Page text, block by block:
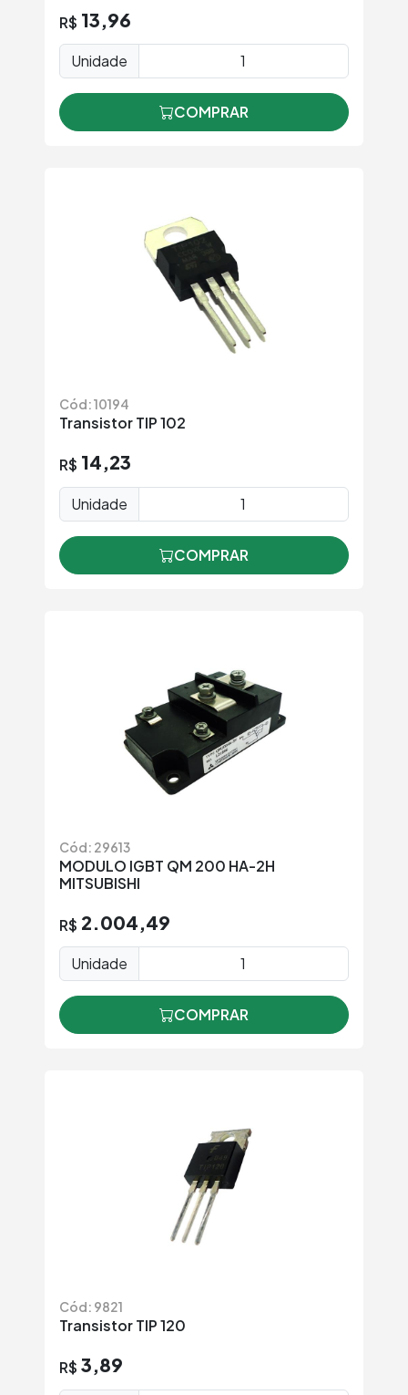
R$ 13,96
Unidade
COMPRAR
Cód: 10194
Transistor TIP 102
R$ 14,23
Unidade
COMPRAR
Cód: 29613
MODULO IGBT QM 200 HA-2H
MITSUBISHI
R$ 2.004,49
Unidade
COMPRAR
Cód: 9821
Transistor TIP 120
R$ 3,89